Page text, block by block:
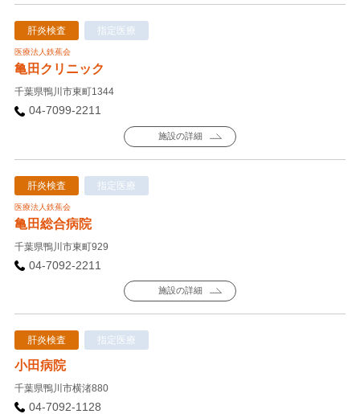
肝炎検査 指定医療
医療法人鉄蕉会
亀田クリニック
千葉県鴨川市東町1344
04-7099-2211
施設の詳細
肝炎検査 指定医療
医療法人鉄蕉会
亀田総合病院
千葉県鴨川市東町929
04-7092-2211
施設の詳細
肝炎検査 指定医療
小田病院
千葉県鴨川市横渚880
04-7092-1128